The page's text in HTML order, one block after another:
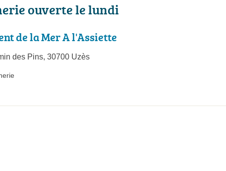
ouverte le lundi
de la Mer A l'Assiette
des Pins, 30700 Uzès